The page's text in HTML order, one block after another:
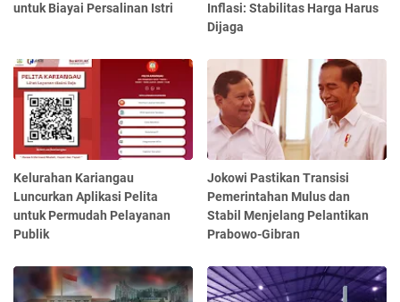
untuk Biayai Persalinan Istri
Inflasi: Stabilitas Harga Harus
Dijaga
Kelurahan Kariangau
Luncurkan Aplikasi Pelita
untuk Permudah Pelayanan
Publik
Jokowi Pastikan Transisi
Pemerintahan Mulus dan
Stabil Menjelang Pelantikan
Prabowo-Gibran